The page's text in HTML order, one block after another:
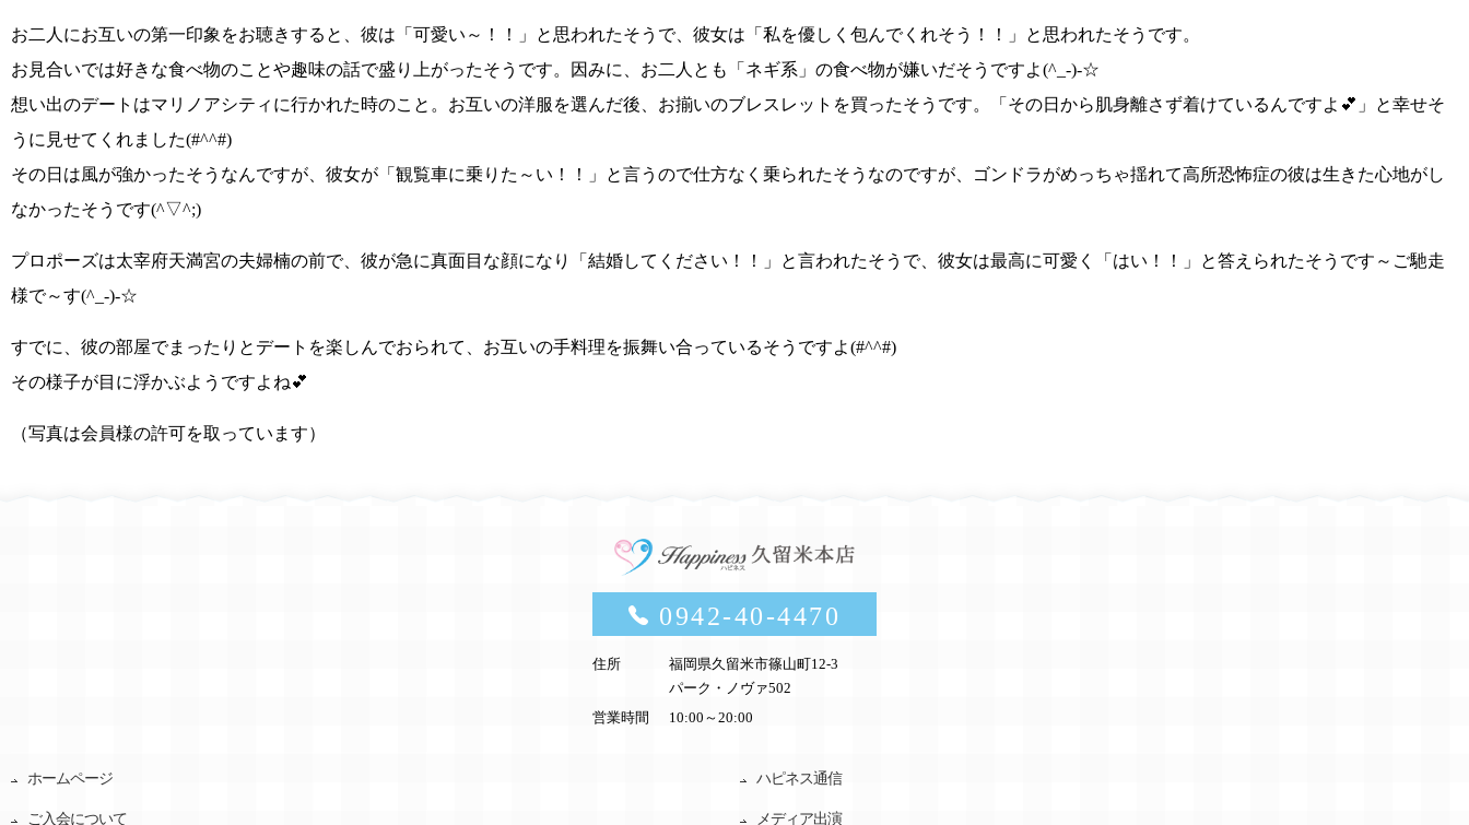
お二人にお互いの第一印象をお聴きすると、彼は 「可愛い～！！」 と思われたそうで、彼女は 「私を優しく包んでくれそう！！」
と思われたそうです。
お見合いでは好きな食べ物のことや趣味の話で盛り上がったそうです。因みに、お二人とも
「ネギ系」 の食べ物が嫌いだそうですよ(^_-)-☆
想い出のデートはマリノアシティに行かれた時のこと。お互いの洋服を選んだ後、お揃いのブレスレットを買ったそうです。
「その日から肌身離さず着けているんですよ💕」
と幸せそ
うに見せてくれました(#^^#)
その日は風が強かったそうなんですが、彼女が 「観覧車に乗りた～い！！」
と言うので仕方なく乗られたそうなのですが、ゴンドラがめっちゃ揺れて高所恐怖症の彼は生きた心地がし
なかったそうです(^▽^;)
プロポーズは太宰府天満宮の夫婦楠の前で、彼が急に真面目な顔になり 「結婚してください！！」 と言われたそうで、彼女は最高に可愛く 「はい！！」 と答えられたそうです～ ご馳走
様で～す(^_-)-☆
すでに、彼の部屋でまったりとデートを楽しんでおられて、お互いの手料理を振舞い合っているそうですよ(#^^#)
その様子が目に浮かぶようですよね💕
（写真は会員様の許可を取っています）
0942-40-4470
住所
福岡県久留米市篠山町12-3
パーク・ノヴァ502
営業時間
10:00～20:00
ホームページ
ご入会について
ハピネス通信
メディア出演